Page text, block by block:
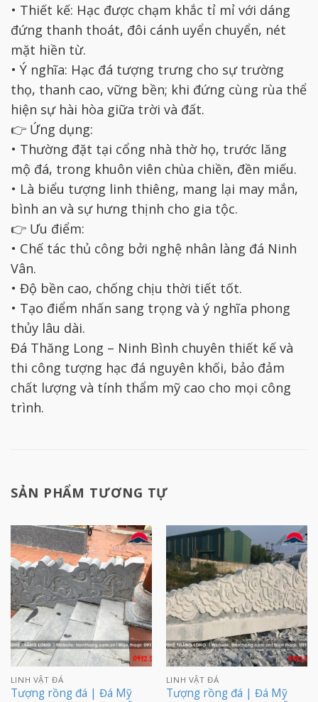
• Thiết kế: Hạc được chạm khắc tỉ mỉ với dáng
đứng thanh thoát, đôi cánh uyển chuyển, nét
mặt hiền từ.
• Ý nghĩa: Hạc đá tượng trưng cho sự trường
thọ, thanh cao, vững bền; khi đứng cùng rùa thể
hiện sự hài hòa giữa trời và đất.
👉 Ứng dụng:
• Thường đặt tại cổng nhà thờ họ, trước lăng
mộ đá, trong khuôn viên chùa chiền, đền miếu.
• Là biểu tượng linh thiêng, mang lại may mắn,
bình an và sự hưng thịnh cho gia tộc.
👉 Ưu điểm:
• Chế tác thủ công bởi nghệ nhân làng đá Ninh
Vân.
• Độ bền cao, chống chịu thời tiết tốt.
• Tạo điểm nhấn sang trọng và ý nghĩa phong
thủy lâu dài.
Đá Thăng Long – Ninh Bình chuyên thiết kế và
thi công tượng hạc đá nguyên khối, bảo đảm
chất lượng và tính thẩm mỹ cao cho mọi công
trình.
SẢN PHẨM TƯƠNG TỰ
LINH VẬT ĐÁ
Tượng rồng đá | Đá Mỹ
LINH VẬT ĐÁ
Tượng rồng đá | Đá Mỹ